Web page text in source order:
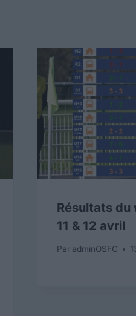
Résultats du
11 & 12 avril
Par adminOSFC